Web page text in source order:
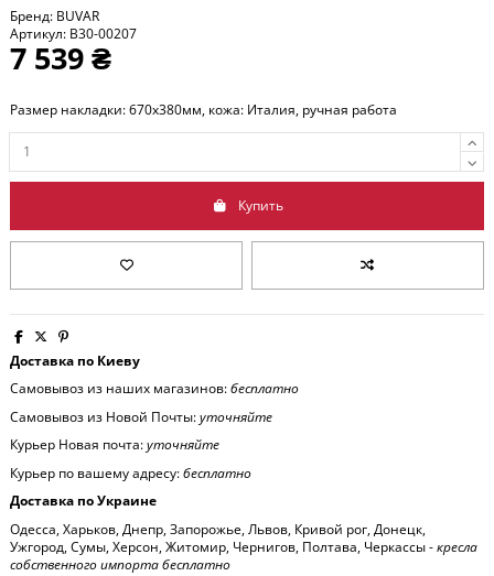
Бренд: BUVAR
Артикул: B30-00207
7 539 ₴
Размер накладки: 670x380мм, кожа: Италия, ручная работа
Купить
Доставка по Киеву
Самовывоз из наших магазинов:бесплатно
Самовывоз из Новой Почты:уточняйте
Курьер Новая почта:уточняйте
Курьер по вашему адресу:бесплатно
Доставка по Украине
Одесса, Харьков, Днепр, Запорожье, Львов, Кривой рог, Донецк,
Ужгород, Сумы, Херсон, Житомир, Чернигов, Полтава, Черкассы -кресла
собственного импорта бесплатно